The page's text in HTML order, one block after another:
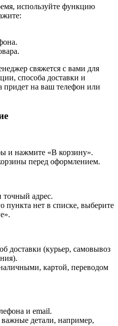
используйте функцию
свяжется с вами для
способа доставки и
придет на ваш телефон или
и нажмите «В корзину».
перед оформлением.
точный адрес.
пункта нет в списке, выберите
доставки (курьер, самовывоз
картой, переводом
и email.
детали, например,